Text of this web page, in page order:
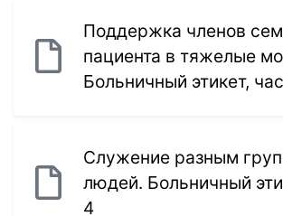
Поддержка членов
пациента в тяжелые
Больничный этикет,
Служение разным
людей. Больничный
4